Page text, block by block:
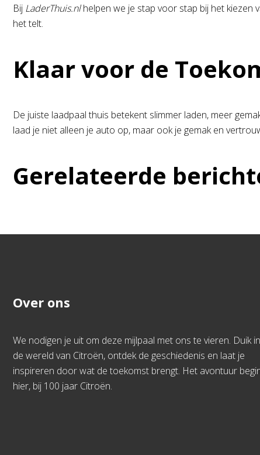
Bij LaderThuis.nlhelpen we je stap voor stap bij het kiezen
het telt.
Klaar voor de
De juiste laadpaal thuis betekent slimmer laden, meer
laad je niet alleen je auto op, maar ook je gemak en
Gerelateerde
Over ons
We nodigen je uit om deze mijlpaal met ons te vieren. Duik in
de wereld van Citroën, ontdek de geschiedenis en laat je
inspireren door wat de toekomst brengt. Het avontuur
hier, bij 100 jaar Citroën.